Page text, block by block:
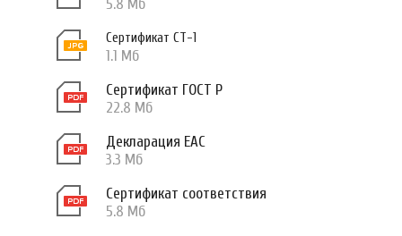
5.8 Мб
Сертификат СТ-1
1.1 Мб
Сертификат ГОСТ Р
22.8 Мб
Декларация ЕАС
3.3 Мб
Сертификат соответствия
5.8 Мб